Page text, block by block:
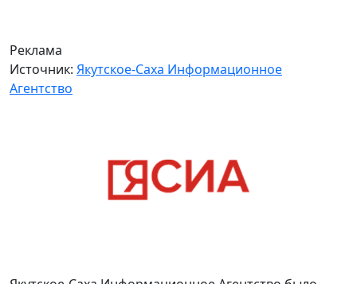
Реклама
Источник: Якутское-Саха Информационное
Агентство